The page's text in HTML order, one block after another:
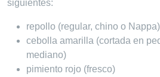
siguientes:
repollo (regular, chino o Nappa)
cebolla amarilla (cortada en
mediano)
pimiento rojo (fresco)